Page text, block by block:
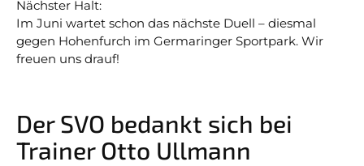
Nächster Halt:
Im Juni wartet schon das nächste Duell – diesmal
gegen Hohenfurch im Germaringer Sportpark. Wir
freuen uns drauf!
Der SVO bedankt sich bei
Trainer Otto Ullmann